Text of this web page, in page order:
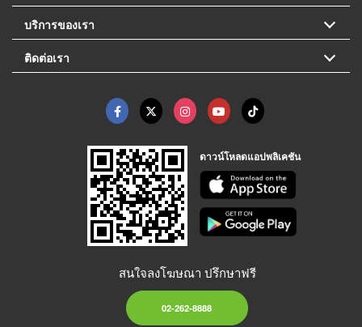
บริการของเรา
ติดต่อเรา
ดาวน์โหลดแอปพลิเคชัน
สนใจลงโฆษณา ปรึกษาฟรี
02-262-8888